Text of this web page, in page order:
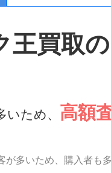
王買取
ため、 高額
が多いため、購入者も